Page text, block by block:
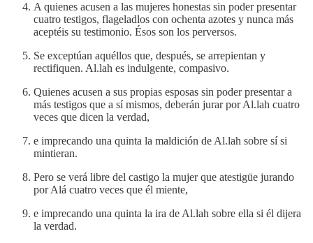
A quienes acusen a las mujeres honestas sin poder presentar
cuatro testigos, flageladlos con ochenta azotes y nunca más
aceptéis su testimonio. Ésos son los perversos.
Se exceptúan aquéllos que, después, se arrepientan y
rectifiquen. Al.lah es indulgente, compasivo.
Quienes acusen a sus propias esposas sin poder presentar a
más testigos que a sí mismos, deberán jurar por Al.lah cuatro
veces que dicen la verdad,
e imprecando una quinta la maldición de Al.lah sobre sí si
mintieran.
Pero se verá libre del castigo la mujer que atestigüe jurando
por Alá cuatro veces que él miente,
e imprecando una quinta la ira de Al.lah sobre ella si él dijera
la verdad.